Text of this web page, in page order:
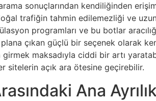
sonuçlarından kendiliğinden
trafiğin tahmin edilemezliği ve
programları ve bu botlar
çıkan güçlü bir seçenek olarak
maksadıyla ciddi bir artı
sitelerin açık ara ötesine geçirebilir.
Ana